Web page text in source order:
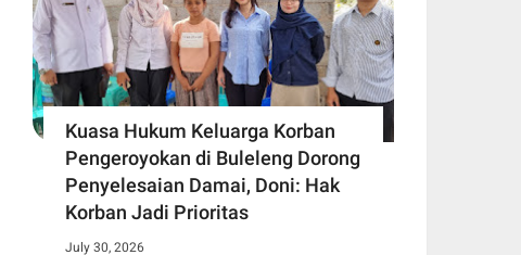
Kuasa Hukum Keluarga Korban
Pengeroyokan di Buleleng Dorong
Penyelesaian Damai, Doni: Hak
Korban Jadi Prioritas
July 30, 2026